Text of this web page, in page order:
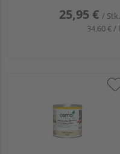
25,95 € / Stk.
34,60 € / l